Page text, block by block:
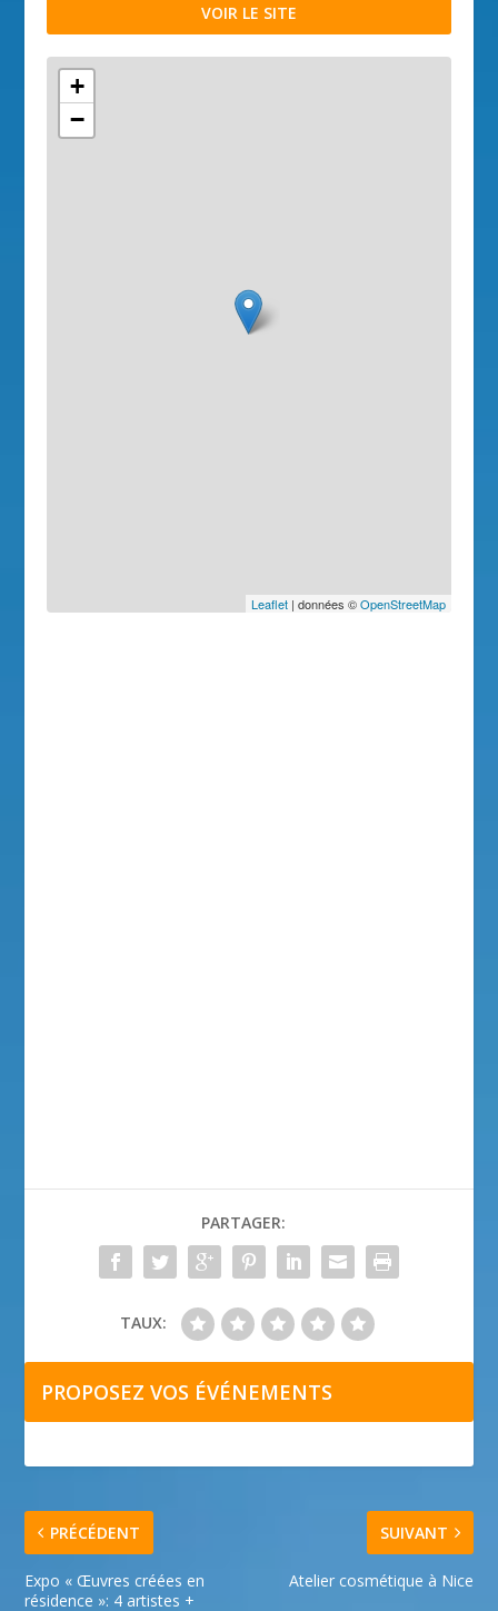
VOIR LE SITE
+
−
Leaflet| données ©OpenStreetMap
PARTAGER:
TAUX:
PROPOSEZ VOS ÉVÉNEMENTS
PRÉCÉDENT
Expo « Œuvres créées en
résidence »: 4 artistes +
SUIVANT
Atelier cosmétique à Nice